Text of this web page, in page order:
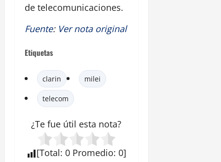
de telecomunicaciones.
Fuente: Ver nota original
Etiquetas
clarin milei
telecom
¿Te fue útil esta nota?
[Total: 0 Promedio: 0]